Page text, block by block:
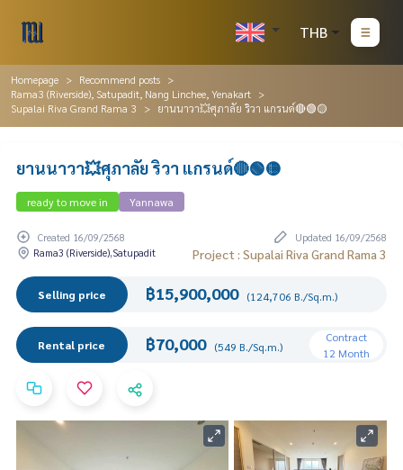
THB
Homepage
Recommend posts
Rama3 (Riverside), Satupadit, Nang Linchee, Yenakart
Supalai Riva Grand Rama 3
ยานนาวา💥ศุภาลัย ริวา แกรนด์🔴🟢🟡
ยานนาวา💥ศุภาลัย ริวา แกรนด์🔴🟢🟡
ready to move in Yannawa
Created 16/09/2568
Updated 16/09/2568
Rama3 (Riverside),Satupadit
Project : Supalai Riva Grand Rama 3
Selling price ฿15,900,000 (124,706 B./Sq.m.)
Rental price ฿70,000 (549 B./Sq.m.)
Contract
12 Month